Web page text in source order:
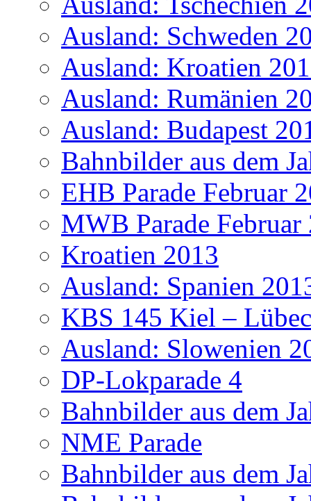
Ausland: Schweden
Ausland: Kroatien
Ausland: Rumänien
Ausland: Budapest
Bahnbilder aus dem
EHB Parade Februar
MWB Parade Februar
Kroatien 2013
Ausland: Spanien
KBS 145 Kiel –
Ausland: Slowenien
DP-Lokparade 4
Bahnbilder aus dem
NME Parade
Bahnbilder aus dem